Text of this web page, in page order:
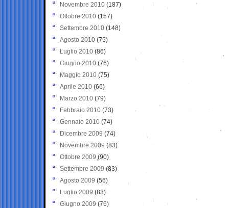
Novembre 2010 (187)
Ottobre 2010 (157)
Settembre 2010 (148)
Agosto 2010 (75)
Luglio 2010 (86)
Giugno 2010 (76)
Maggio 2010 (75)
Aprile 2010 (66)
Marzo 2010 (79)
Febbraio 2010 (73)
Gennaio 2010 (74)
Dicembre 2009 (74)
Novembre 2009 (83)
Ottobre 2009 (90)
Settembre 2009 (83)
Agosto 2009 (56)
Luglio 2009 (83)
Giugno 2009 (76)